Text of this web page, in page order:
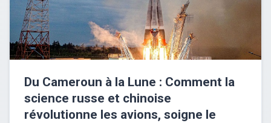
Du Cameroun à la Lune : Comment la
science russe et chinoise
révolutionne les avions, soigne le